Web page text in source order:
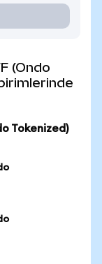
(Ondo
Tokenized)